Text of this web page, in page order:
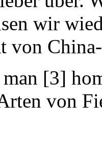
wir
von
[3]
von